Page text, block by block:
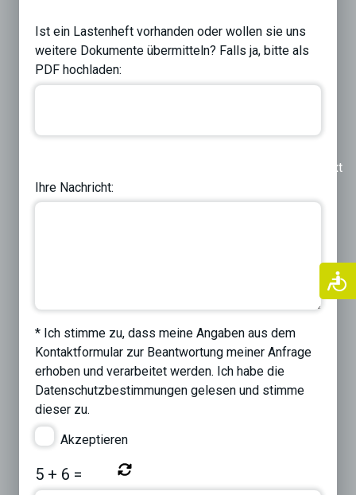
Ist ein Lastenheft vorhanden oder wollen sie uns
weitere Dokumente übermitteln? Falls ja, bitte als
PDF hochladen:
Next
Ihre Nachricht:
* Ich stimme zu, dass meine Angaben aus dem
Kontaktformular zur Beantwortung meiner Anfrage
erhoben und verarbeitet werden. Ich habe die
Datenschutzbestimmungen gelesen und stimme
dieser zu.
Akzeptieren
5 + 6 =